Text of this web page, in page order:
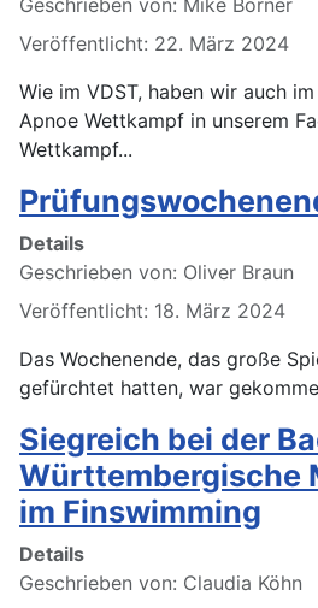
Geschrieben von: Mike Börner
Veröffentlicht: 22. März 2024
Wie im VDST, haben wir auch
Apnoe Wettkampf in unserem
Wettkampf...
Details
Geschrieben von: Oliver Braun
Veröffentlicht: 18. März 2024
Das Wochenende, das große
gefürchtet hatten, war
Siegreich bei der
Württembergische
im Finswimming
Details
Geschrieben von: Claudia Köhn